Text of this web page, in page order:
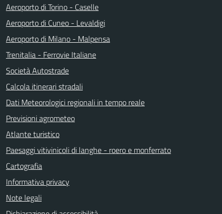
Aeroporto di Torino - Caselle
Aeroporto di Cuneo - Levaldigi
Aeroporto di Milano - Malpensa
Trenitalia - Ferrovie Italiane
Società Autostrade
Calcola itinerari stradali
Dati Meteorologici regionali in tempo reale
Previsioni agrometeo
Atlante turistico
Paesaggi vitivinicoli di langhe - roero e monferrato
Cartografia
Informativa privacy
Note legali